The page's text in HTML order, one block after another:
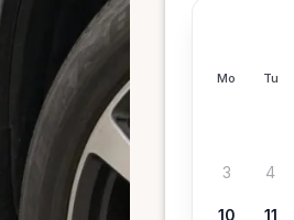
Mo Tu
3 4
10 11